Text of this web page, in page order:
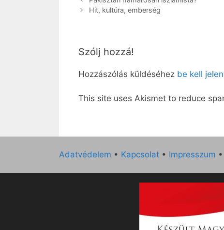
Hit, kultúra, emberség
Szólj hozzá!
Hozzászólás küldéséhez be kell
This site uses Akismet to reduce
Adatvédelem • Kapcsolat • Impresszum •